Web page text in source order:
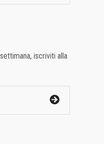
iscriviti alla